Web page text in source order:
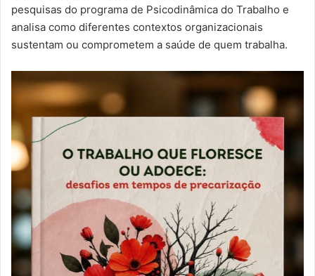
pesquisas do programa de Psicodinâmica do Trabalho e
analisa como diferentes contextos organizacionais
sustentam ou comprometem a saúde de quem trabalha.